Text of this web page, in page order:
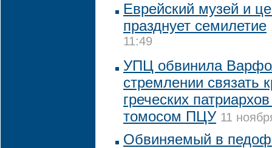
Еврейский музей и
празднует семилетие
11:49
УПЦ обвинила
стремлении связать
греческих
томосом ПЦУ 11
Обвиняемый в